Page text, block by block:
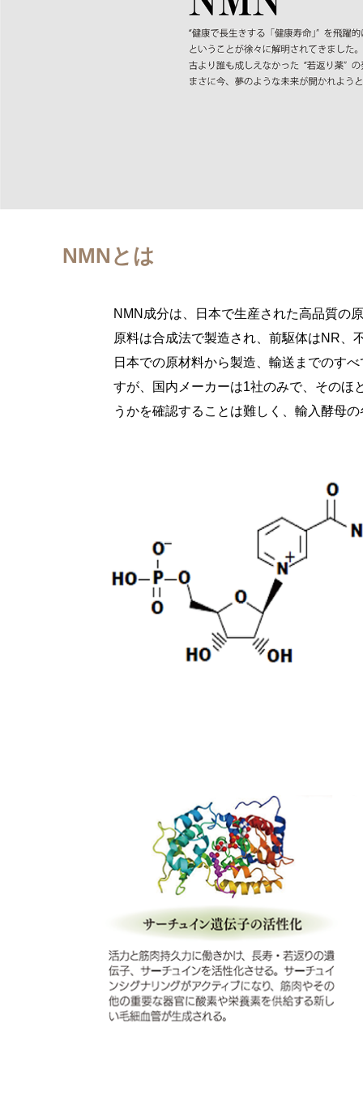
NMNとは
NMN成分は、日本で生産された高品質の
原料は合成法で製造され、前駆体はNR、
日本での原材料から製造、輸送までのす
すが、国内メーカーは1社のみで、そのほ
うかを確認することは難しく、輸入酵母